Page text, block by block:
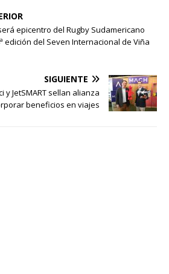
epicentro del Rugby Sudamericano
edición del Seven Internacional de Viña
SIGUIENTE
y JetSMART sellan alianza
beneficios en viajes